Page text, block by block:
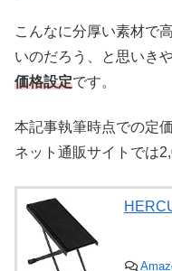
こんなに分厚い素材で
いのだろう、と思いき
価格設定です。
本記事執筆時点での定
ネット通販サイトでは